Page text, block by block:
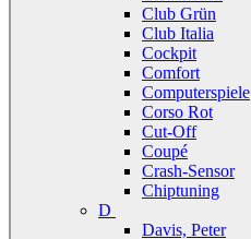
Club Grün
Club Italia
Cockpit
Comfort
Computerspiele
Corso Rot
Cut-Off
Coupé
Crash-Sensor
Chiptuning
D
Davis, Peter